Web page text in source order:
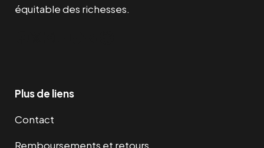
équitable des richesses.
Plus de liens
Contact
Remboursements et retours